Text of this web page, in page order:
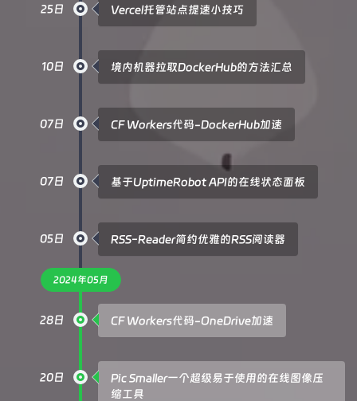
25日 Vercel托管站点提速小技巧
10日 境内机器拉取DockerHub的方法汇总
07日 CF Workers代码-DockerHub加速
07日 基于UptimeRobot API的在线状态面板
05日 RSS-Reader简约优雅的RSS阅读器
2024年05月
28日 CF Workers代码-OneDrive加速
20日
Pic Smaller一个超级易于使用的在线图像压
缩工具